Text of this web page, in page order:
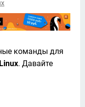
команды для
Linux. Давайте